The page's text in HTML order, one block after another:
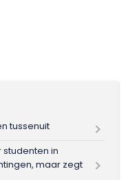
tussenuit
in
maar zegt